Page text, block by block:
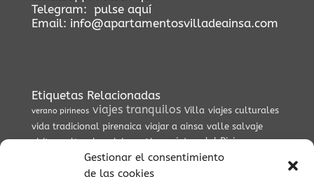
Gestionar el consentimiento
de las cookies
Telegram: pulse aquí
Email: info@apartamentosvilladeainsa.com
Etiquetas Relacionadas
verano pirineos viajes tranquilos Villa viajes culturales
vida tradicional pirenaica viajar a ainsa valle salvaje
visitas culturales viajes a Ainsa vistas del Pirineo
viajes auténticos valle del Cinca
viajar al pirineo viaje auténtico